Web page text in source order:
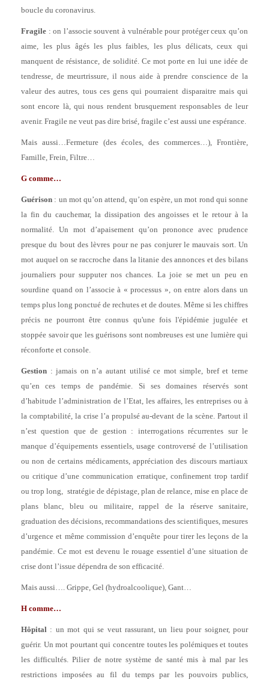
boucle du coronavirus.
Fragile : on l’associe souvent à vulnérable pour protéger ceux qu’on
aime, les plus âgés les plus faibles, les plus délicats, ceux qui
manquent de résistance, de solidité. Ce mot porte en lui une idée de
tendresse, de meurtrissure, il nous aide à prendre conscience de la
valeur des autres, tous ces gens qui pourraient disparaitre mais qui
sont encore là, qui nous rendent brusquement responsables de leur
avenir. Fragile ne veut pas dire brisé, fragile c’est aussi une espérance.
Mais aussi…Fermeture (des écoles, des commerces…), Frontière,
Famille, Frein, Filtre…
G comme…
Guérison : un mot qu’on attend, qu’on espère, un mot rond qui sonne
la fin du cauchemar, la dissipation des angoisses et le retour à la
normalité. Un mot d’apaisement qu’on prononce avec prudence
presque du bout des lèvres pour ne pas conjurer le mauvais sort. Un
mot auquel on se raccroche dans la litanie des annonces et des bilans
journaliers pour supputer nos chances. La joie se met un peu en
sourdine quand on l’associe à « processus », on entre alors dans un
temps plus long ponctué de rechutes et de doutes. Même si les chiffres
précis ne pourront être connus qu'une fois l'épidémie jugulée et
stoppée savoir que les guérisons sont nombreuses est une lumière qui
réconforte et console.
Gestion : jamais on n’a autant utilisé ce mot simple, bref et terne
qu’en ces temps de pandémie. Si ses domaines réservés sont
d’habitude l’administration de l’Etat, les affaires, les entreprises ou à
la comptabilité, la crise l’a propulsé au-devant de la scène. Partout il
n’est question que de gestion : interrogations récurrentes sur le
manque d’équipements essentiels, usage controversé de l’utilisation
ou non de certains médicaments, appréciation des discours martiaux
ou critique d’une communication erratique, confinement trop tardif
ou trop long, stratégie de dépistage, plan de relance, mise en place de
plans blanc, bleu ou militaire, rappel de la réserve sanitaire,
graduation des décisions, recommandations des scientifiques, mesures
d’urgence et même commission d’enquête pour tirer les leçons de la
pandémie. Ce mot est devenu le rouage essentiel d’une situation de
crise dont l’issue dépendra de son efficacité.
Mais aussi…. Grippe, Gel (hydroalcoolique), Gant…
H comme…
Hôpital : un mot qui se veut rassurant, un lieu pour soigner, pour
guérir. Un mot pourtant qui concentre toutes les polémiques et toutes
les difficultés. Pilier de notre système de santé mis à mal par les
restrictions imposées au fil du temps par les pouvoirs publics,